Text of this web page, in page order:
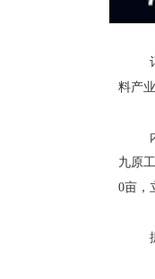
料产
九原
0亩，